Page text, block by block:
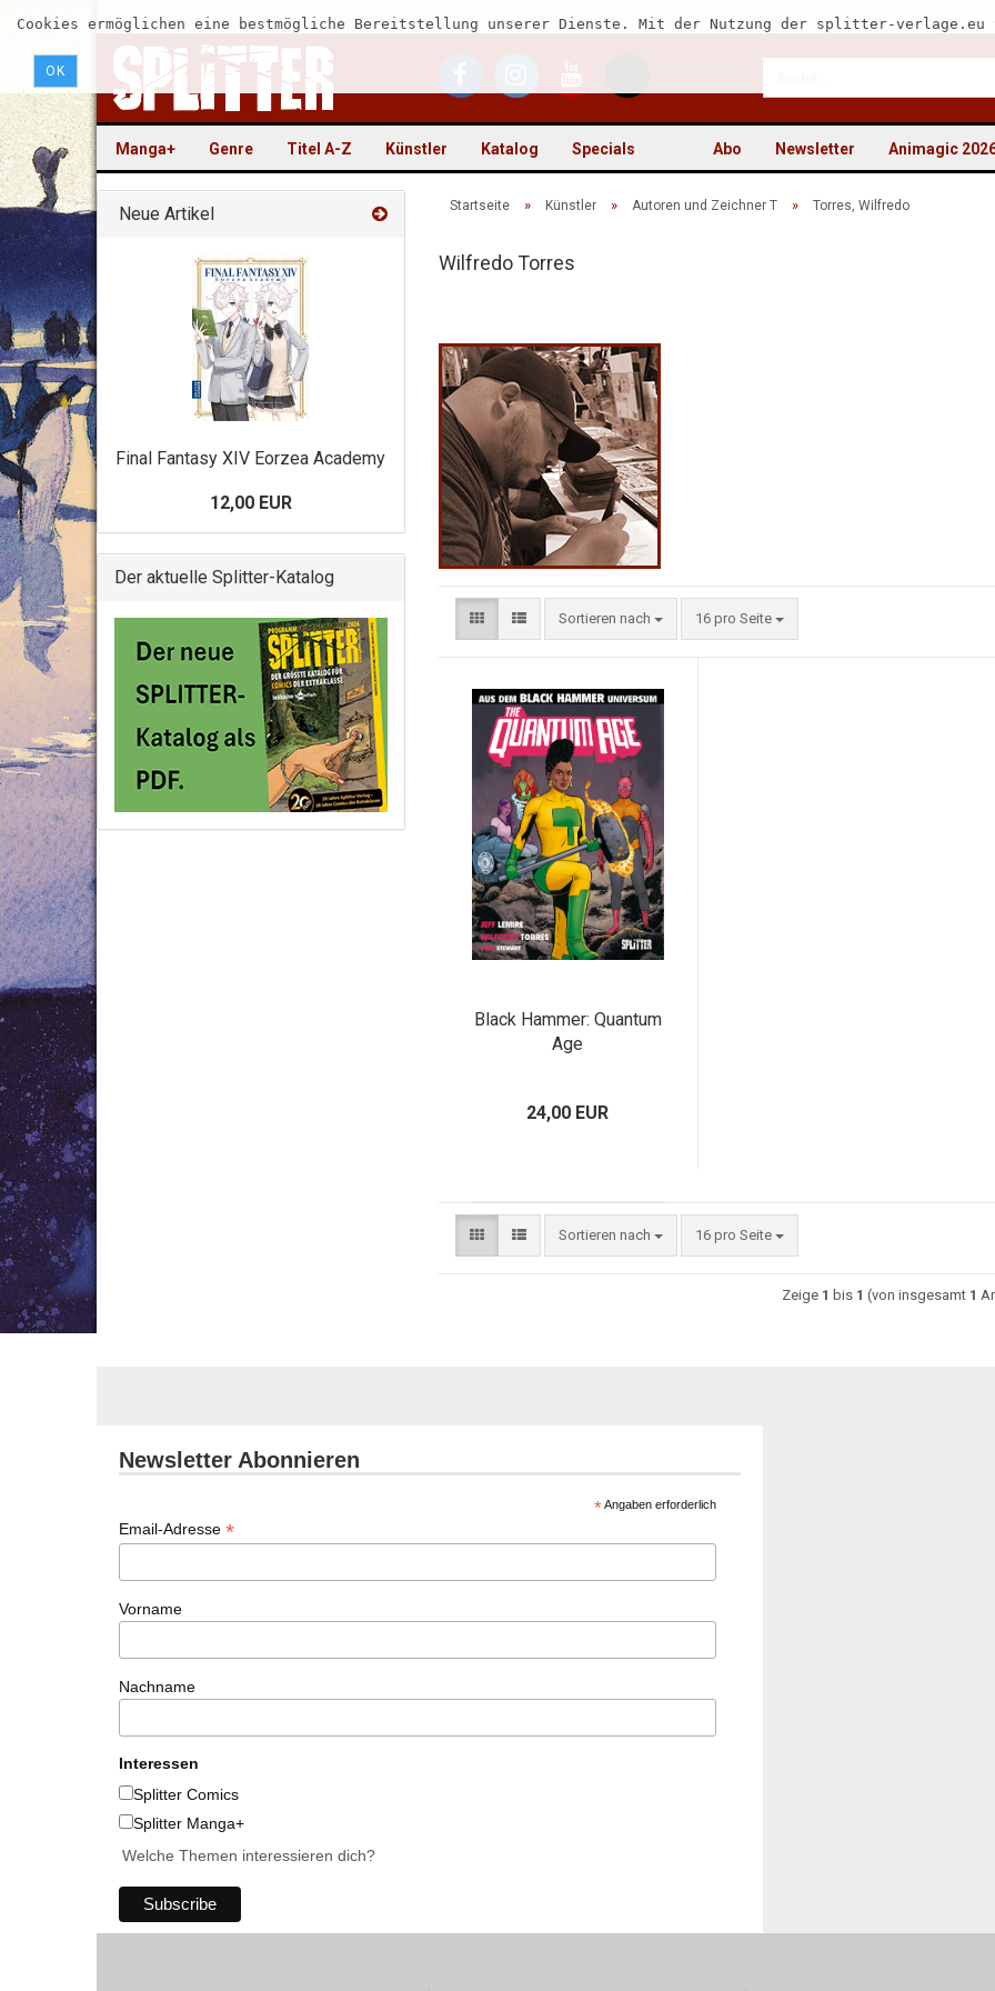
Cookies ermöglichen eine bestmögliche Bereitstellung unserer Dienste. Mit der Nutzung der splitter-
OK
Manga+ Genre Titel A-Z Künstler Katalog Specials Animagic
Newsletter
Abo
Startseite » Künstler » Autoren und Zeichner T » Torres, Wilfredo
Wilfredo Torres
Sortieren nach 16 pro Seite
Black Hammer: Quantum
Age
24,00 EUR
Sortieren nach 16 pro Seite
Zeige 1 bis 1 (von insgesamt 1
Neue Artikel
Final Fantasy XIV Eorzea Academy
12,00 EUR
Der aktuelle Splitter-Katalog
Newsletter Abonnieren
*Angaben erforderlich
Email-Adresse *
Vorname
Nachname
Interessen
Splitter Comics
Splitter Manga+
Welche Themen interessieren dich?